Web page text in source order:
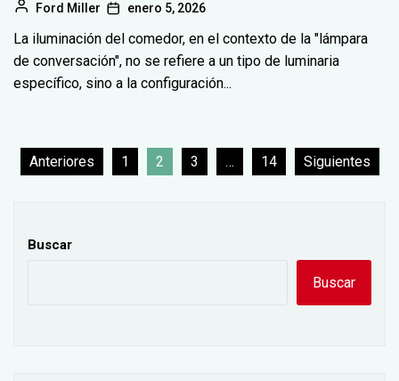
Ford Miller enero 5, 2026
La iluminación del comedor, en el contexto de la "lámpara
de conversación", no se refiere a un tipo de luminaria
específico, sino a la configuración...
Paginación
Anteriores 1 2 3 … 14 Siguientes
Buscar
Buscar